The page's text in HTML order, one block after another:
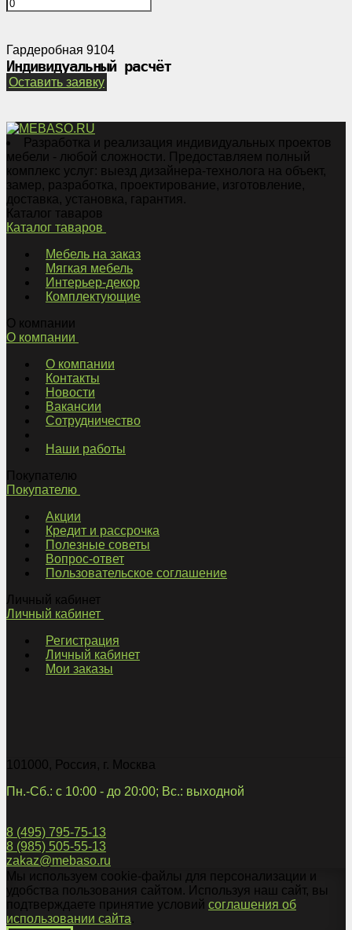
Гардеробная 9104
Индивидуальный расчёт
Оставить заявку
Разработка и реализация индивидуальных проектов
мебели - любой сложности. Предоставляем полный
комплекс услуг: выезд дизайнера-технолога на объект,
замер, разработка, проектирование, изготовление,
доставка, установка, гарантия.
Каталог таваров
Каталог таваров
Мебель на заказ
Мягкая мебель
Интерьер-декор
Комплектующие
О компании
О компании
О компании
Контакты
Новости
Вакансии
Сотрудничество
Наши работы
Покупателю
Покупателю
Акции
Кредит и рассрочка
Полезные советы
Вопрос-ответ
Пользовательское соглашение
Личный кабинет
Личный кабинет
Регистрация
Личный кабинет
Мои заказы
101000, Россия , г. Москва
Пн.-Сб.: с 10:00 - до 20:00; Вс.: выходной
8 (495) 795-75-13
8 (985) 505-55-13
zakaz@mebaso.ru
Мы используем cookie-файлы для персонализации и
удобства пользования сайтом. Используя наш сайт, вы
подтверждаете принятие условий соглашения об
использовании сайта.